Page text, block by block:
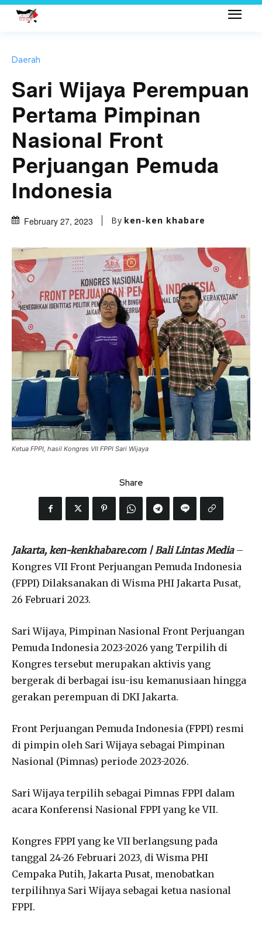
Daerah
Sari Wijaya Perempuan
Pertama Pimpinan
Nasional Front
Perjuangan Pemuda
Indonesia
February 27, 2023 By ken-ken khabare
Ketua FPPI, hasil Kongres VII FPPI Sari Wijaya
Share
Jakarta, ken-kenkhabare.com | Bali Lintas Media–
Kongres VII Front Perjuangan Pemuda Indonesia
(FPPI) Dilaksanakan di Wisma PHI Jakarta Pusat,
26 Februari 2023.
Sari Wijaya, Pimpinan Nasional Front Perjuangan
Pemuda Indonesia 2023-2026 yang Terpilih di
Kongres tersebut merupakan aktivis yang
bergerak di berbagai isu-isu kemanusiaan hingga
gerakan perempuan di DKI Jakarta.
Front Perjuangan Pemuda Indonesia (FPPI) resmi
di pimpin oleh Sari Wijaya sebagai Pimpinan
Nasional (Pimnas) periode 2023-2026.
Sari Wijaya terpilih sebagai Pimnas FPPI dalam
acara Konferensi Nasional FPPI yang ke VII.
Kongres FPPI yang ke VII berlangsung pada
tanggal 24-26 Februari 2023, di Wisma PHI
Cempaka Putih, Jakarta Pusat, menobatkan
terpilihnya Sari Wijaya sebagai ketua nasional
FPPI.